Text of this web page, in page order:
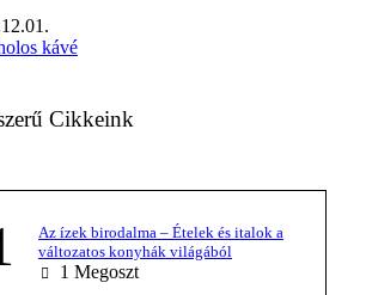
kávé
Cikkeink
Az ízek birodalma – Ételek és italok a
változatos konyhák világából
1 Megoszt